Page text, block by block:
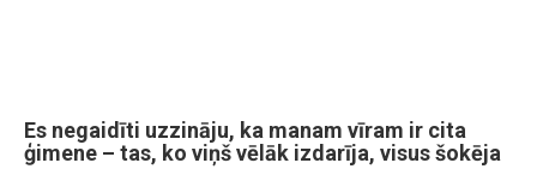
Es negaidīti uzzināju, ka manam vīram ir cita
ģimene – tas, ko viņš vēlāk izdarīja, visus šokēja